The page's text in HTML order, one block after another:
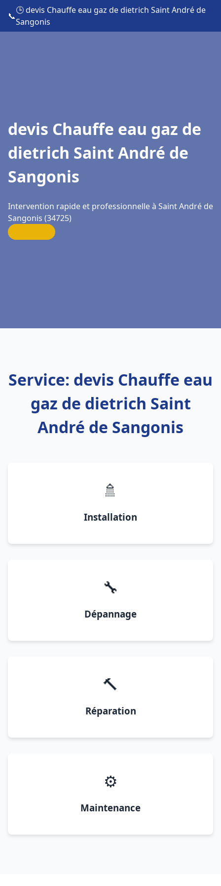
📞
🕒 devis Chauffe eau gaz de dietrich Saint André de
Sangonis
devis Chauffe eau gaz de
dietrich Saint André de
Sangonis
Intervention rapide et professionnelle à Saint André de
Sangonis (34725)
Service: devis Chauffe eau
gaz de dietrich Saint
André de Sangonis
🚿
Installation
🔧
Dépannage
🔨
Réparation
⚙️
Maintenance